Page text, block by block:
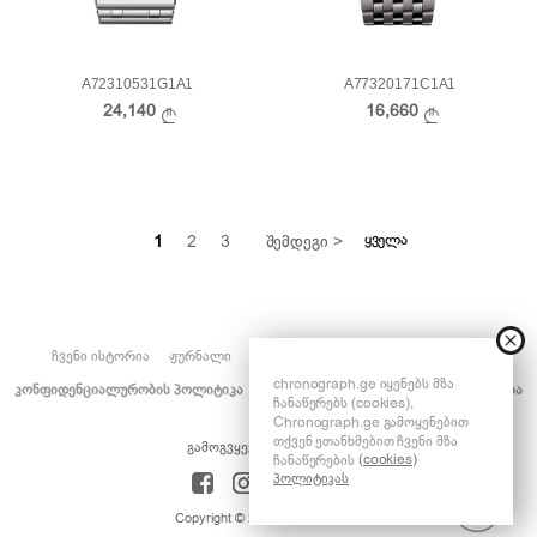
A72310531G1A1
24,140
A77320171C1A1
16,660
1 2 3 ᲨᲔᲛᲓᲔᲒᲘ > ᲧᲕᲔᲚᲐ
chronograph.ge იყენებს მზა
ჩანაწერებს (cookies),
Chronograph.ge გამოყენებით
თქვენ ეთანხმებით ჩვენი მზა
ჩანაწერების(cookies)
პოლიტიკას
ᲩᲕᲔᲜᲘ ᲘᲡᲢᲝᲠᲘᲐ ᲟᲣᲠᲜᲐᲚᲘ
ᲙᲝᲜᲤᲘᲓᲔᲜᲪᲘᲐᲚᲣᲠᲝᲑᲘᲡ ᲞᲝᲚᲘᲢᲘᲙᲐ
ᲒᲐᲠᲐᲜᲢᲘᲘᲡ ᲞᲘᲠᲝᲑᲔᲑᲘ ᲢᲠᲐᲜᲡᲞᲝᲠᲢᲘᲠᲔᲑᲐ
გამოგვყევი ინსტაგრამზე
Copyright © 2026 Chronograph.